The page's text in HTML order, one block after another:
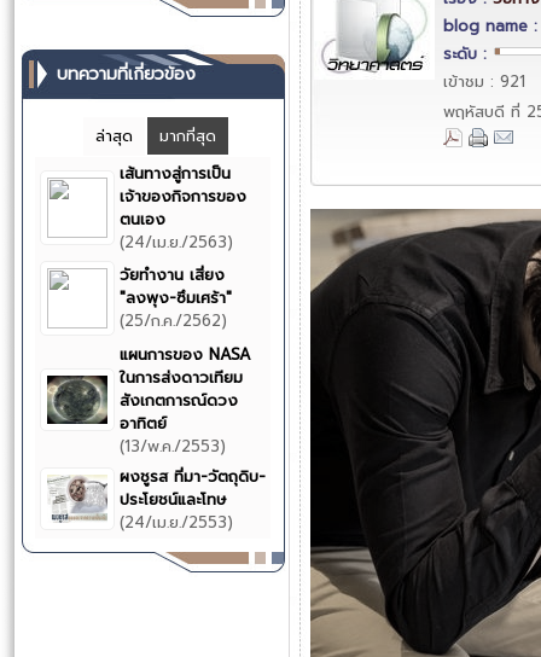
บทความที่เกี่ยวข้อง
ล่าสุด
มากที่สุด
เส้นทางสู่การเป็น
เจ้าของกิจการของ
ตนเอง
(24/เม.ย./2563)
วัยทำงาน เสี่ยง
"ลงพุง-ซึมเศร้า"
(25/ก.ค./2562)
แผนการของ NASA
ในการส่งดาวเทียม
สังเกตการณ์ดวง
อาทิตย์
(13/พ.ค./2553)
ผงชูรส ที่มา-วัตถุดิบ-
ประโยชน์และโทษ
(24/เม.ย./2553)
blog name
ระดับ :
เข้าชม : 921
พฤหัสบดี ที่